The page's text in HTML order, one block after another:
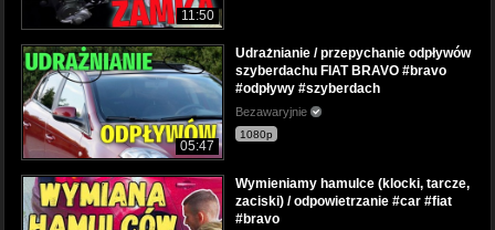
11:50
05:47
Udrażnianie / przepychanie odpływów
szyberdachu FIAT BRAVO #bravo
#odpływy #szyberdach
Bezawaryjnie
1080p
Wymieniamy hamulce (klocki, tarcze,
zaciski) / odpowietrzanie #car #fiat
#bravo